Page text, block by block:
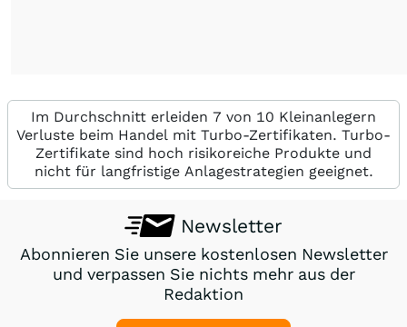
Im Durchschnitt erleiden 7 von 10 Kleinanlegern
Verluste beim Handel mit Turbo-Zertifikaten. Turbo-
Zertifikate sind hoch risikoreiche Produkte und
nicht für langfristige Anlagestrategien geeignet.
Newsletter
Abonnieren Sie unsere kostenlosen Newsletter
und verpassen Sie nichts mehr aus der
Redaktion